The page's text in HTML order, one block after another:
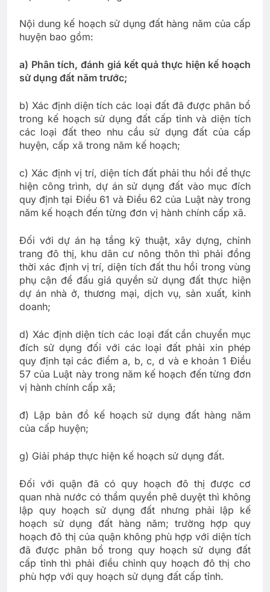
Nội dung kế hoạch sử dụng đất hàng năm của cấp
huyện bao gồm:
a) Phân tích, đánh giá kết quả thực hiện kế hoạch
sử dụng đất năm trước;
b) Xác định diện tích các loại đất đã được phân bổ
trong kế hoạch sử dụng đất cấp tỉnh và diện tích
các loại đất theo nhu cầu sử dụng đất của cấp
huyện, cấp xã trong năm kế hoạch;
c) Xác định vị trí, diện tích đất phải thu hồi để thực
hiện công trình, dự án sử dụng đất vào mục đích
quy định tại Điều 61 và Điều 62 của Luật này trong
năm kế hoạch đến từng đơn vị hành chính cấp xã.
Đối với dự án hạ tầng kỹ thuật, xây dựng, chỉnh
trang đô thị, khu dân cư nông thôn thì phải đồng
thời xác định vị trí, diện tích đất thu hồi trong vùng
phụ cận để đấu giá quyền sử dụng đất thực hiện
dự án nhà ở, thương mại, dịch vụ, sản xuất, kinh
doanh;
d) Xác định diện tích các loại đất cần chuyển mục
đích sử dụng đối với các loại đất phải xin phép
quy định tại các điểm a, b, c, d và e khoản 1 Điều
57 của Luật này trong năm kế hoạch đến từng đơn
vị hành chính cấp xã;
đ) Lập bản đồ kế hoạch sử dụng đất hàng năm
của cấp huyện;
g) Giải pháp thực hiện kế hoạch sử dụng đất.
Đối với quận đã có quy hoạch đô thị được cơ
quan nhà nước có thẩm quyền phê duyệt thì không
lập quy hoạch sử dụng đất nhưng phải lập kế
hoạch sử dụng đất hàng năm; trường hợp quy
hoạch đô thị của quận không phù hợp với diện tích
đã được phân bổ trong quy hoạch sử dụng đất
cấp tỉnh thì phải điều chỉnh quy hoạch đô thị cho
phù hợp với quy hoạch sử dụng đất cấp tỉnh.